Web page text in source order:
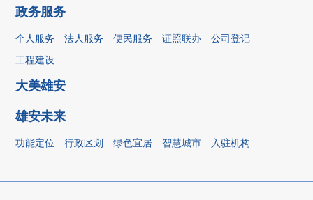
政务服务
个人服务 法人服务 便民服务 证照联办
公司登记
工程建设
大美雄安
雄安未来
功能定位 行政区划 绿色宜居 智慧城市 入驻机构